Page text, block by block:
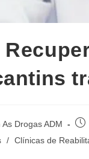
Drogas ADM
/ Clínicas de